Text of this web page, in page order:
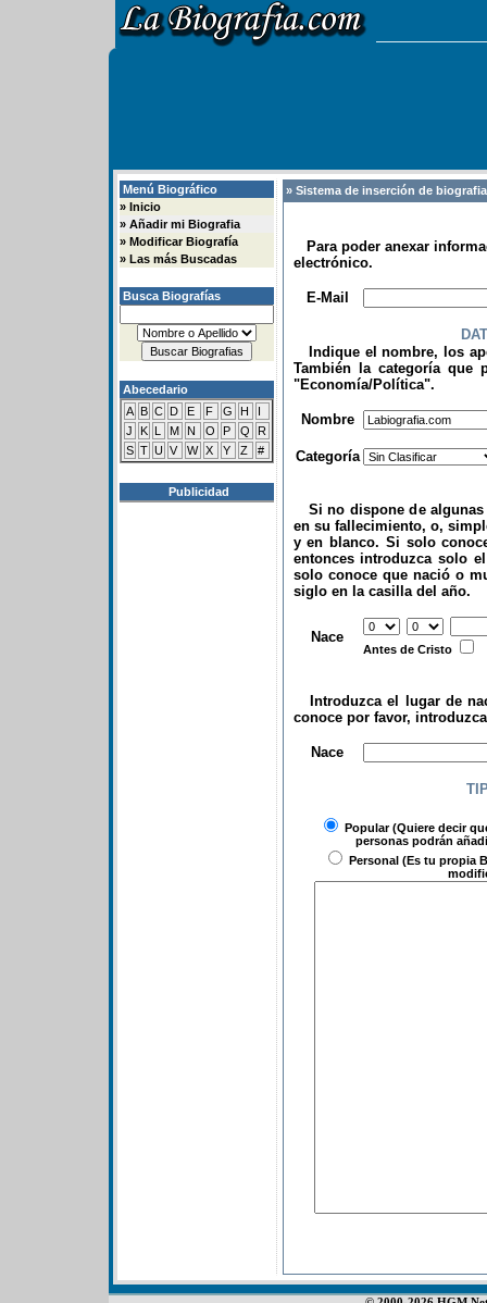
Menú Biográfico
» Inicio
» Añadir mi Biografia
» Modificar Biografía
» Las más Buscadas
Busca Biografías
Abecedario
A B C D E F G H
I
J
K L M N O P Q
R
S T U V W X Y Z #
Publicidad
» Sistema de inserción de
Para poder anexar
electrónico.
E-Mail
Indique el nombre, los
También la categoría que
"Economía/Política".
Nombre
Categoría
Si no dispone de algunas
en su fallecimiento, o,
y en blanco. Si solo
entonces introduzca solo
solo conoce que nació o
siglo en la casilla del año.
Nace
Antes de Cristo
Introduzca el lugar de
conoce por favor,
Nace
Popular(Quiere decir
personas podrán
Personal (Es tu propia